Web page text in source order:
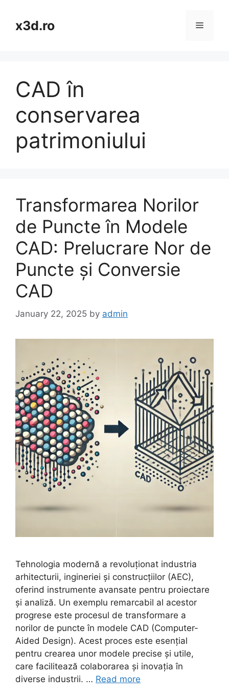
contentx3d.ro Menu
CAD în
conservarea
patrimoniului
Transformarea Norilor
de Puncte în Modele
CAD: Prelucrare Nor de
Puncte și Conversie
CAD
January 22, 2025 by admin
Tehnologia modernă a revoluționat industria
arhitecturii, ingineriei și construcțiilor (AEC),
oferind instrumente avansate pentru proiectare
și analiză. Un exemplu remarcabil al acestor
progrese este procesul de transformare a
norilor de puncte în modele CAD (Computer-
Aided Design). Acest proces este esențial
pentru crearea unor modele precise și utile,
care facilitează colaborarea și inovația în
diverse industrii. … Read more